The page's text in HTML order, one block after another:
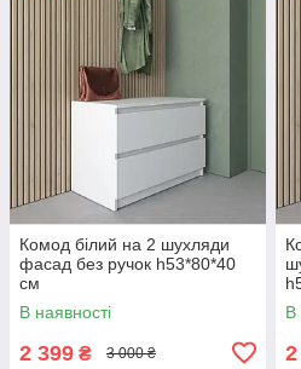
Комод білий на 2 шухляди
фасад без ручок h53*80*40
см
В наявності
2 399 ₴ 3 000 ₴
В